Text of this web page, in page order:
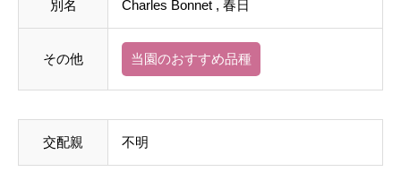
別名 Charles Bonnet , 春日
その他 当園のおすすめ品種
交配親 不明